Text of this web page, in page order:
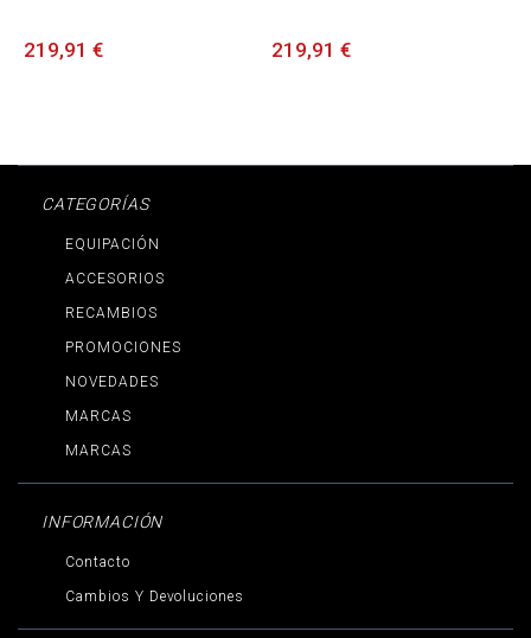
219,91 € 219,91 €
CATEGORÍAS
EQUIPACIÓN
ACCESORIOS
RECAMBIOS
PROMOCIONES
NOVEDADES
MARCAS
MARCAS
INFORMACIÓN
Contacto
Cambios Y Devoluciones